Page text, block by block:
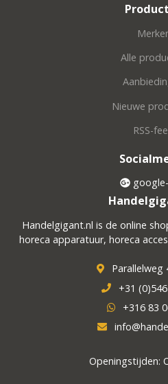
Alle
Nieuwe
RSS-
Handelgigant.nl is de online
horeca apparatuur, horeca
Parallelweg
+31
+316 83
Openingstijden: